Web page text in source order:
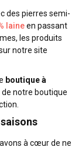
des pierres semi-
laineen passant
les produits
notre site
boutique à
notre boutique
à cœur de ne